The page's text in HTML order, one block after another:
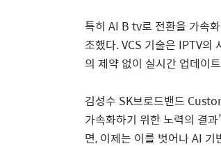
특히 AI B tv로 전환을 가속
조했다. VCS 기술은 IPTV의
의 제약 없이 실시간 업데이
김성수 SK브로드밴드
가속화하기 위한 노력의 결
면, 이제는 이를 벗어나AI 기